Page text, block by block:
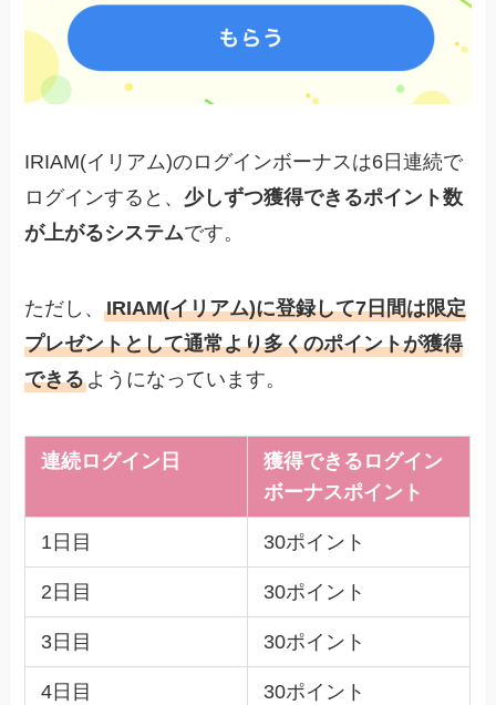
IRIAM(イリアム)のログインボーナスは6日連続で
ログインすると、 少しずつ獲得できるポイント数
が上がるシステムです。
ただし、IRIAM(イリアム)に登録して7日間は限定
プレゼントとして通常より多くのポイントが獲得
できるようになっています。
連続ログイン日
獲得できるログイン
ボーナスポイント
1日目 30ポイント
2日目 30ポイント
3日目 30ポイント
4日目 30ポイント